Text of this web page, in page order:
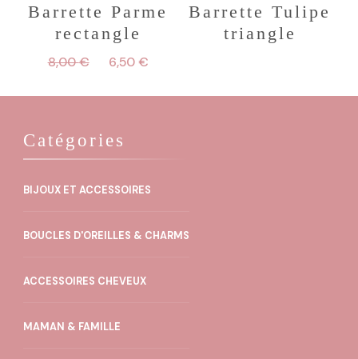
Barrette Parme
rectangle
8,00€
Le
initial
8,00 €.
6,50€
actuel
Barrette Tulipe
triangle
Catégories
BIJOUX ET ACCESSOIRES
BOUCLES D'OREILLES & CHARMS
ACCESSOIRES CHEVEUX
MAMAN & FAMILLE